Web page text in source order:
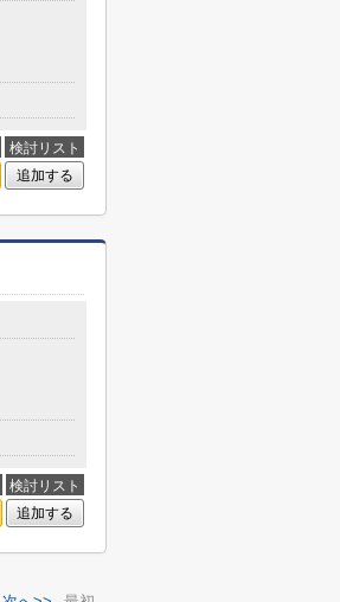
検討リスト
追加する
検討リスト
追加する